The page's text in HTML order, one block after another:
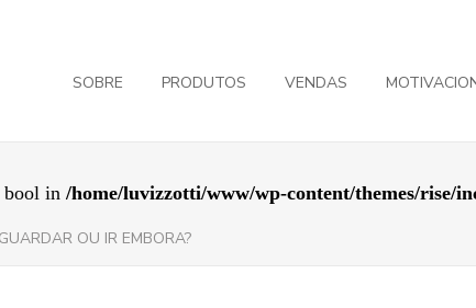
SOBRE PRODUTOS VENDAS
bool in /home/luvizzotti/www/wp-content/themes/rise/
OU IR EMBORA?